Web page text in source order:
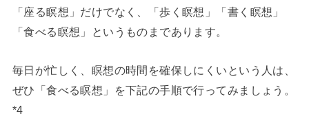
「座る瞑想」だけでなく、「歩く瞑想」「書く瞑想」
「食べる瞑想」というものまであります。
毎日が忙しく、瞑想の時間を確保しにくいという人は、
ぜひ「食べる瞑想」を下記の手順で行ってみましょう。
*4